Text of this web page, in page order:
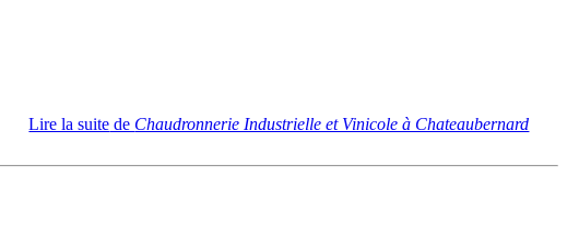
Lire la suite de Chaudronnerie Industrielle et Vinicole à Chateaubernard